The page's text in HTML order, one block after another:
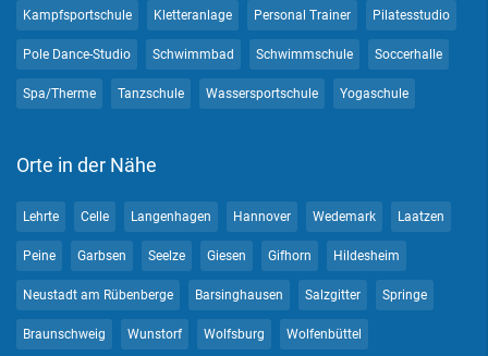
Kampfsportschule Kletteranlage Personal Trainer Pilatesstudio
Pole Dance-Studio Schwimmbad Schwimmschule Soccerhalle
Spa/Therme Tanzschule Wassersportschule Yogaschule
Orte in der Nähe
Lehrte Celle Langenhagen Hannover Wedemark Laatzen
Peine Garbsen Seelze Giesen Gifhorn Hildesheim
Neustadt am Rübenberge Barsinghausen Salzgitter Springe
Braunschweig Wunstorf Wolfsburg Wolfenbüttel